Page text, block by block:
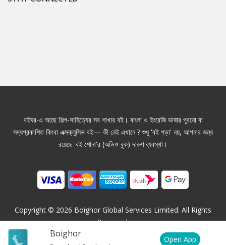
Boighor
Open App
বইঘর-এ আছে শিল্প-সাহিত্যের সব শাখার বই। বাংলা ও ইংরেজি ভাষার পুরনো বা
সদ্যপ্রকাশিত কিংবা এক্সক্লুসিভ বই— কী নেই এখানে ? শুধু 'বই পড়া' নয়, আপনার জন্য
রয়েছে 'বই শোনা'র (অডিও বুক) দারুণ ব্যবস্থা।
Copyright © 2026 Boighor Global Services Limited. All Rights
Reserved.